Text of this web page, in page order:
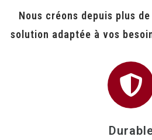
Nous créons depuis plus
solution adaptée à vos